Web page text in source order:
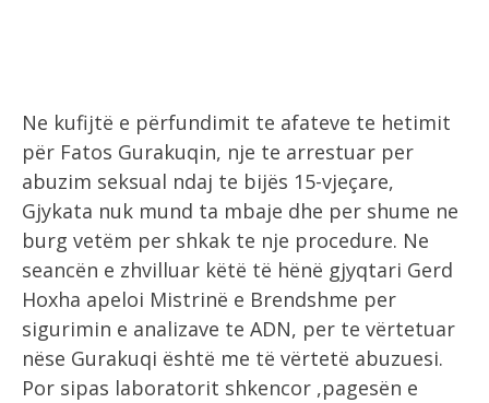
Ne kufijtë e përfundimit te afateve te hetimit
për Fatos Gurakuqin, nje te arrestuar per
abuzim seksual ndaj te bijës 15-vjeçare,
Gjykata nuk mund ta mbaje dhe per shume ne
burg vetëm per shkak te nje procedure. Ne
seancën e zhvilluar këtë të hënë gjyqtari Gerd
Hoxha apeloi Mistrinë e Brendshme per
sigurimin e analizave te ADN, per te vërtetuar
nëse Gurakuqi është me të vërtetë abuzuesi.
Por sipas laboratorit shkencor ,pagesën e